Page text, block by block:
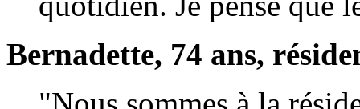
Bernadette, 74 ans,